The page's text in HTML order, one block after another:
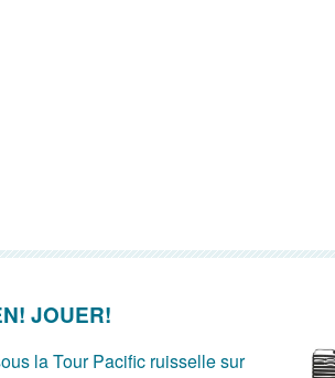
JOUER!
la Tour Pacific ruisselle sur